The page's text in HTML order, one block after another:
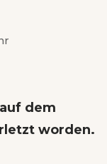
dem
worden.